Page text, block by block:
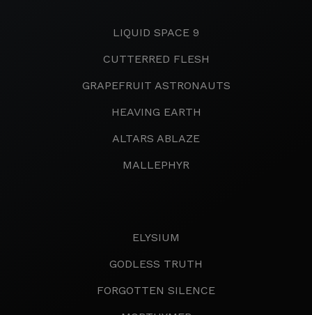
LIQUID SPACE 9
CUTTERRED FLESH
GRAPEFRUIT ASTRONAUTS
HEAVING EARTH
ALTARS ABLAZE
MALLEPHYR
ELYSIUM
GODLESS TRUTH
FORGOTTEN SILENCE